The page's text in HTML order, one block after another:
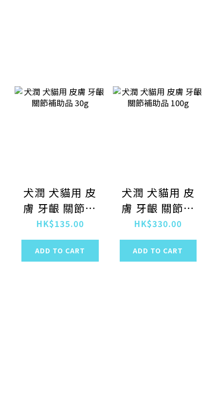
犬潤 犬貓用 皮
膚 牙齦 關節補
助品 30g
HK$135.00
ADD TO CART
犬潤 犬貓用 皮
膚 牙齦 關節補
助品 100g
HK$330.00
ADD TO CART